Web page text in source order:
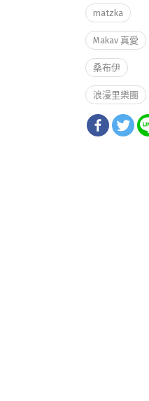
matzka
Makav 真愛
桑布伊
浪漫里樂團